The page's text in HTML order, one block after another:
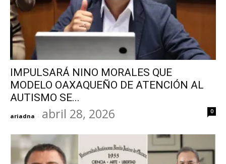
IMPULSARÁ NINO MORALES QUE
MODELO OAXAQUEÑO DE ATENCIÓN AL
AUTISMO SE...
ariadna - abril 28, 2026 0